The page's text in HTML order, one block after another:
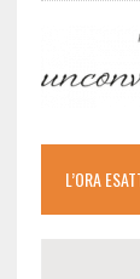
L’ORA